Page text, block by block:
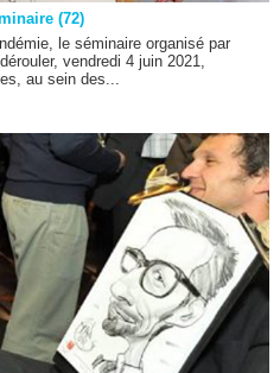
(72)
le séminaire organisé par
vendredi 4 juin 2021,
au sein des...